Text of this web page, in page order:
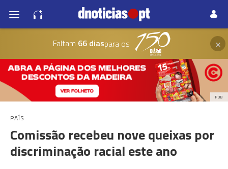
Faltam 66 diaspara os ×
PUB
PAÍS
Comissão recebeu nove queixas por
discriminação racial este ano